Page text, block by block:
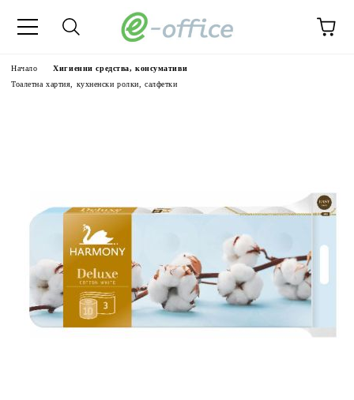
Начало
Хигиенни средства, консумативи
Тоалетна хартия, кухненски ролки, салфетки